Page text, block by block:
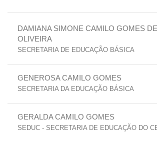
DAMIANA SIMONE CAMILO GOMES
OLIVEIRA
SECRETARIA DE EDUCAÇÃO BÁSICA
GENEROSA CAMILO GOMES
SECRETARIA DA EDUCAÇÃO BÁSICA
GERALDA CAMILO GOMES
SEDUC - SECRETARIA DE EDUCAÇÃO DO